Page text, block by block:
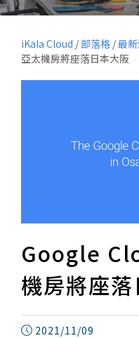
iKala Cloud /部落格 /最
亞太機房將座落日本大阪
Google
機房將座
2021/11/09